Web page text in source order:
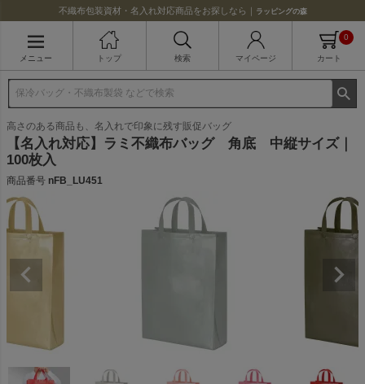
不織布包装資材・名入れ対応商品をお探しなら｜ ラッピングの森
メニュー トップ 検索 マイページ カート
0
高さのある商品も、名入れで印象に残す販促バッグ
【名入れ対応】ラミ不織布バッグ 角底 中縦サイズ｜
100枚入
商品番号 nFB_LU451